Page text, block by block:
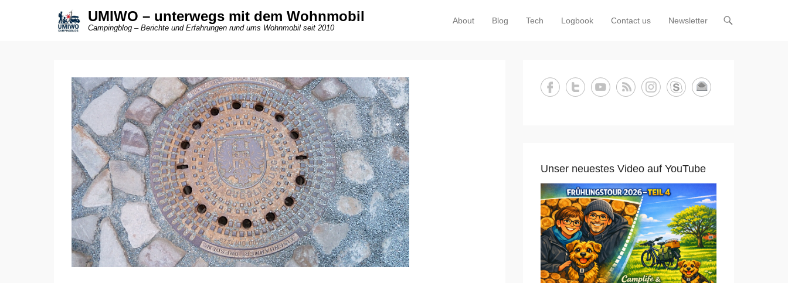
UMIWO – unterwegs mit dem Wohnmobil
Campingblog – Berichte und Erfahrungen rund ums Wohnmobil seit 2010
Primäres Menü
Zum Inhalt springen
About Blog Tech Logbook Contact us Newsletter
Unser neuestes Video auf YouTube